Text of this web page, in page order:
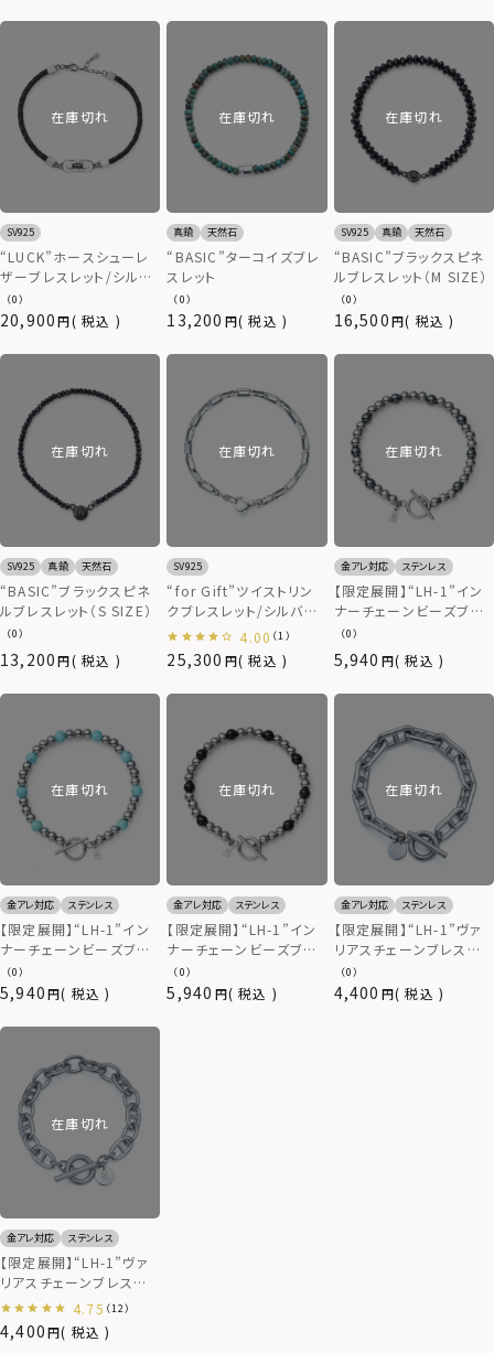
在庫切れ
SV925
“LUCK”ホースシューレ
ザーブレスレット/シルバ
ー925＆レザー
20,900 税込
（0）
在庫切れ
真鍮 天然石
“BASIC”ターコイズブレ
スレット
13,200 税込
（0）
在庫切れ
SV925 真鍮 天然石
“BASIC”ブラックスピネ
ルブレスレット（M SIZE）
16,500 税込
（0）
在庫切れ
SV925 真鍮 天然石
“BASIC”ブラックスピネ
ルブレスレット（S SIZE）
13,200 税込
（0）
在庫切れ
SV925
“for Gift”ツイストリン
クブレスレット/シルバー
925
25,300 税込
4.00 （1）
在庫切れ
金アレ対応 ステンレス
【限定展開】“LH-1”イン
ナーチェーンビーズブレ
スレット（ヘマタイ
ト/6mm）/ステンレスス
ティール
5,940 税込
（0）
在庫切れ
金アレ対応 ステンレス
【限定展開】“LH-1”イン
ナーチェーンビーズブレ
スレット（ターコイ
ズ/6mm）/ステンレスス
ティール
5,940 税込
（0）
在庫切れ
金アレ対応 ステンレス
【限定展開】“LH-1”イン
ナーチェーンビーズブレ
スレット（オニキ
ス/6mm）/ステンレスス
ティール
5,940 税込
（0）
在庫切れ
金アレ対応 ステンレス
【限定展開】“LH-1”ヴァ
リアスチェーンブレスレッ
ト（変形アンカーチェー
ン）/サージカルステンレ
ス（金属アレルギー対応）
4,400 税込
（0）
在庫切れ
金アレ対応 ステンレス
【限定展開】“LH-1”ヴァ
リアスチェーンブレスレッ
ト/アンカー/サージカル
ステンレス（金属アレルギ
ー対応）
4,400 税込
4.75 （12）